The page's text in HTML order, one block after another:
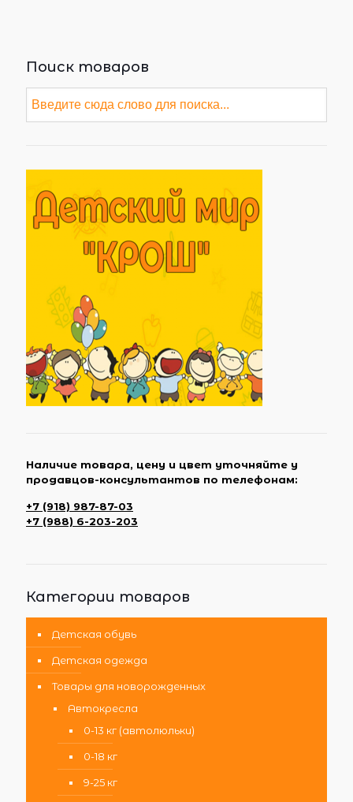
Поиск товаров
Наличие товара, цену и цвет уточняйте у
продавцов-консультантов по телефонам:
+7 (918) 987-87-03
+7 (988) 6-203-203
Категории товаров
Детская обувь
Детская одежда
Товары для новорожденных
Автокресла
0-13 кг (автолюльки)
0-18 кг
9-25 кг